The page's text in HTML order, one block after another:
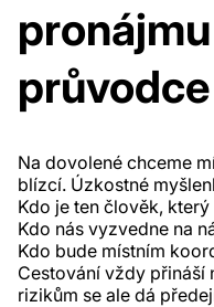
průvodce
Na dovolené chceme
blízcí. Úzkostné
Kdo je ten člověk,
Kdo nás vyzvedne na
Kdo bude místním
Cestování vždy přináší
rizikům se ale dá